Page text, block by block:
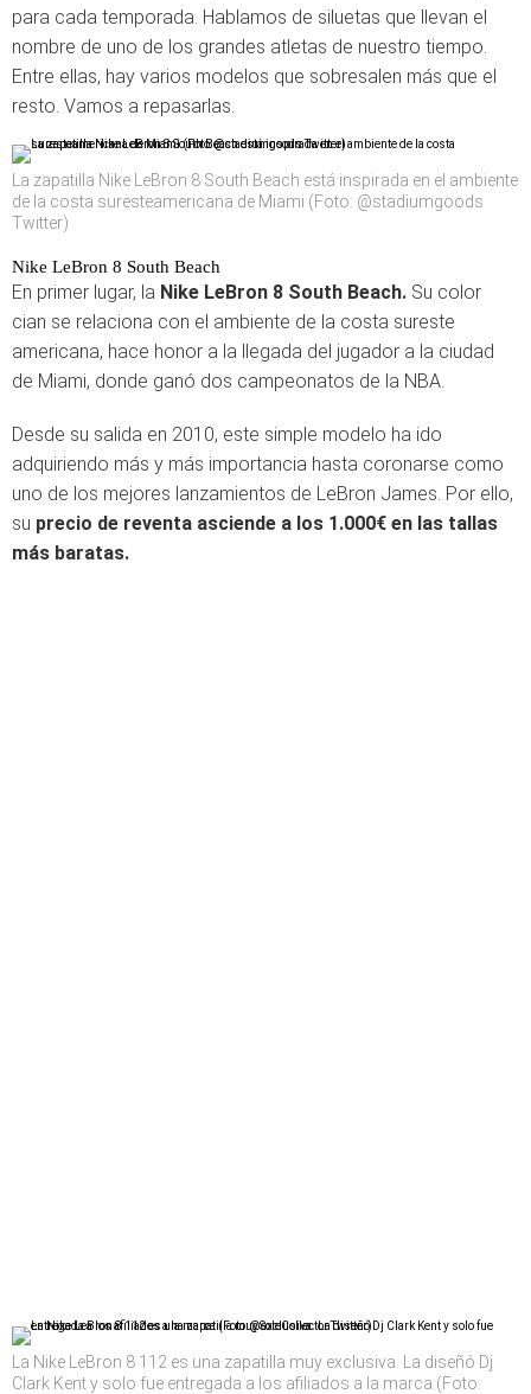
para cada temporada. Hablamos de siluetas que llevan el
nombre de uno de los grandes atletas de nuestro tiempo.
Entre ellas, hay varios modelos que sobresalen más que el
resto. Vamos a repasarlas.
La zapatilla Nike LeBron 8 South Beach está inspirada en el ambiente
de la costa suresteamericana de Miami (Foto: @stadiumgoods
Twitter)
Nike LeBron 8 South Beach
En primer lugar, la Nike LeBron 8 South Beach. Su color
cian se relaciona con el ambiente de la costa sureste
americana, hace honor a la llegada del jugador a la ciudad
de Miami, donde ganó dos campeonatos de la NBA.
Desde su salida en 2010, este simple modelo ha ido
adquiriendo más y más importancia hasta coronarse como
uno de los mejores lanzamientos de LeBron James. Por ello,
su precio de reventa asciende a los 1.000€ en las tallas
más baratas.
La Nike LeBron 8 112 es una zapatilla muy exclusiva. La diseñó Dj
Clark Kent y solo fue entregada a los afiliados a la marca (Foto: